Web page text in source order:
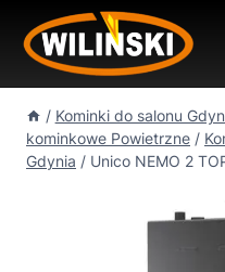
Przejdź
treści
/ Kominki do salonu
kominkowe Powietrzne /
Gdynia / Unico NEMO 2